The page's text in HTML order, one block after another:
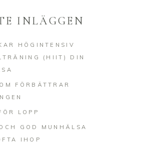
INLÄGGEN
HÖGINTENSIV
(HIIT) DIN
FÖRBÄTTRAR
LOPP
GOD MUNHÄLSA
IHOP